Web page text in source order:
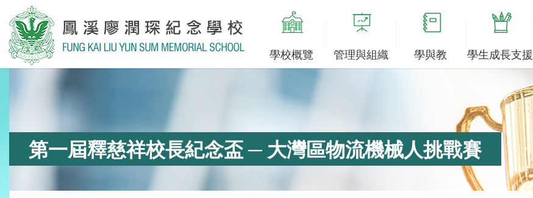
學校概覽 管理與組織 學與教 學生成長支援
第一屆釋慈祥校長紀念盃 ─ 大灣區物流機械人挑戰賽